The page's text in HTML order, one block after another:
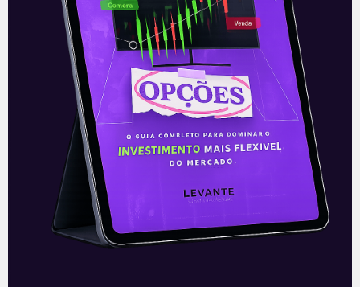
E EU COM ISSO
Reajuste do funcionalismo